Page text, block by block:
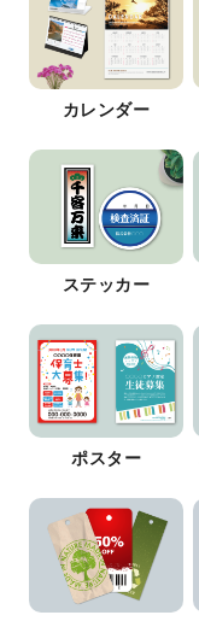
カレンダー
ステッカー
ポスター